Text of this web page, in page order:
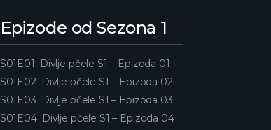
Epizode od Sezona 1
S01E01
Divlje pčele S1 – Epizoda 01
S01E02 Divlje pčele S1 – Epizoda 02
S01E03 Divlje pčele S1 – Epizoda 03
S01E04 Divlje pčele S1 – Epizoda 04